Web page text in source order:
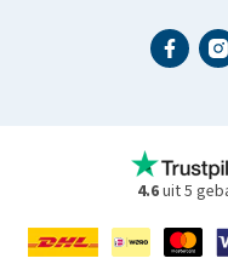
4.6uit 5